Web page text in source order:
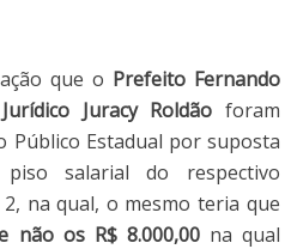
que o Prefeito Fernando
Juracy Roldão foram
Público Estadual por suposta
salarial do respectivo
2, na qual, o mesmo teria que
não os R$ 8.000,00na qual